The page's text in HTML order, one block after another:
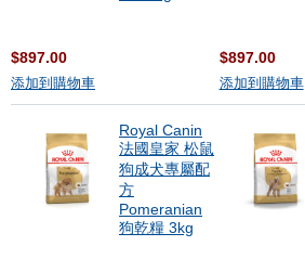
$897.00
添加到購物車
$897.00
添加到購物車
Royal Canin
法國皇家 松鼠
狗成犬專屬配
方
Pomeranian
狗乾糧 3kg